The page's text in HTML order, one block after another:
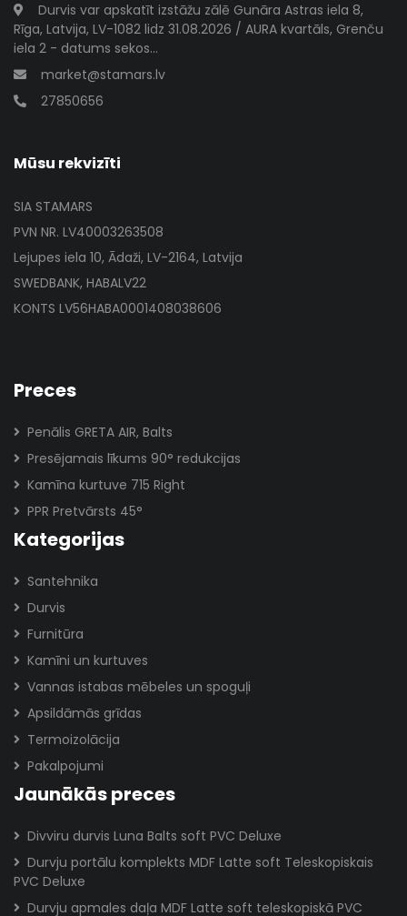
Durvis var apskatīt izstāžu zālē Gunāra Astras iela 8,
Rīga, Latvija, LV-1082 lidz 31.08.2026 / AURA kvartāls, Grenču
iela 2 - datums sekos...
market@stamars.lv
27850656
Mūsu rekvizīti
SIA STAMARS
PVN NR. LV40003263508
Lejupes iela 10, Ādaži, LV-2164, Latvija
SWEDBANK, HABALV22
KONTS LV56HABA0001408038606
Preces
Penālis GRETA AIR, Balts
Presējamais līkums 90° redukcijas
Kamīna kurtuve 715 Right
PPR Pretvārsts 45°
Kategorijas
Santehnika
Durvis
Furnitūra
Kamīni un kurtuves
Vannas istabas mēbeles un spoguļi
Apsildāmās grīdas
Termoizolācija
Pakalpojumi
Jaunākās preces
Divviru durvis Luna Balts soft PVC Deluxe
Durvju portālu komplekts MDF Latte soft Teleskopiskais
PVC Deluxe
Durvju apmales daļa MDF Latte soft teleskopiskā PVC